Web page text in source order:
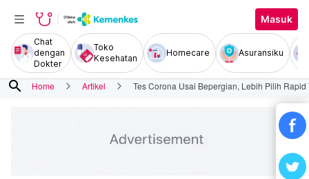
Masuk
Chat
dengan
Dokter
Toko
Kesehatan
Homecare Asuransiku
search Home Artikel Tes Corona Usai Bepergian, Lebih Pilih